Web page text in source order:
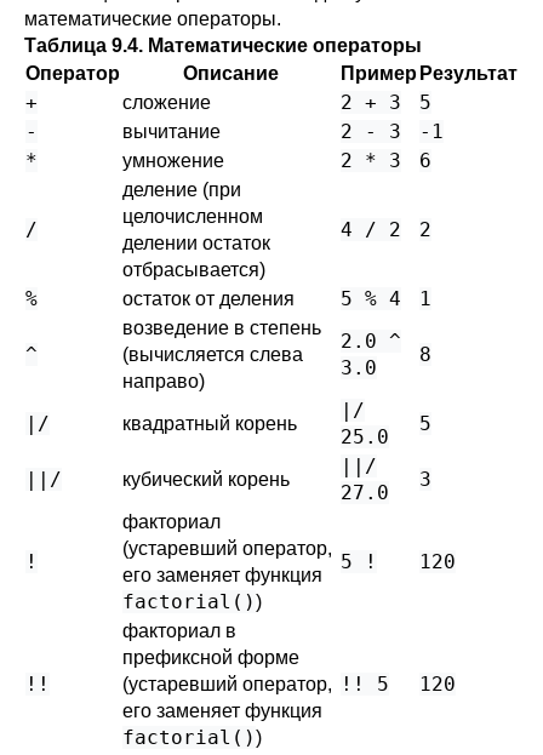
математические операторы.
Таблица 9.4. Математические операторы
Оператор
Описание Пример Результат
+ сложение 2 + 3
5
-
вычитание 2 - 3
-1
*
умножение 2 * 3 6
/
деление (при
целочисленном
делении остаток
отбрасывается)
4 / 2 2
% остаток от деления 5 % 4 1
^
возведение в степень
(вычисляется слева
направо)
2.0 ^
3.0
8
|/ квадратный корень
|/
25.0
5
||/ кубический корень
||/
27.0
3
!
факториал
(устаревший оператор,
его заменяет функция
factorial())
5 ! 120
!!
факториал в
префиксной форме
(устаревший оператор,
его заменяет функция
factorial())
!! 5 120